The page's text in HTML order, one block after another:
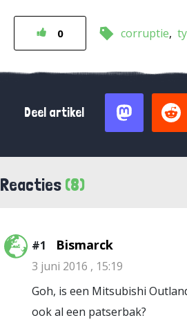
0 corruptie
Deel artikel
Reacties (8)
#1 Bismarck
3 juni 2016 , 15:19
Goh, is een Mitsubishi
ook al een patserbak?